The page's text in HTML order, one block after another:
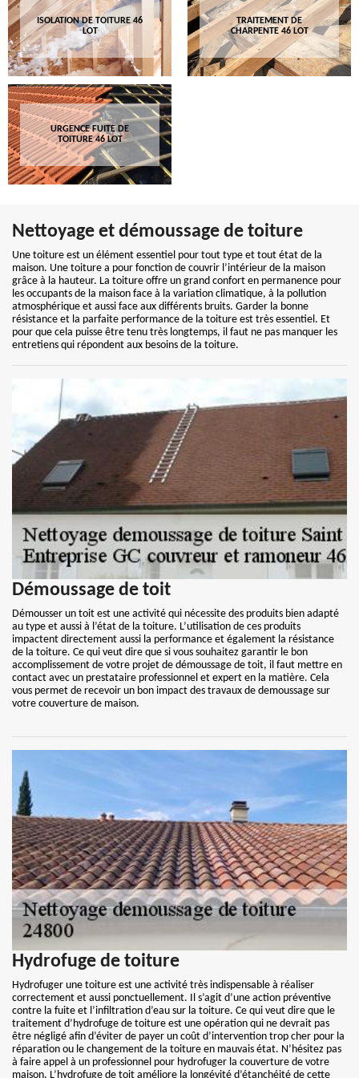
ISOLATION DE TOITURE 46
LOT
TRAITEMENT DE
CHARPENTE 46 LOT
URGENCE FUITE DE
TOITURE 46 LOT
Nettoyage et démoussage de toiture
Une toiture est un élément essentiel pour tout type et tout état de la
maison. Une toiture a pour fonction de couvrir l’intérieur de la maison
grâce à la hauteur. La toiture offre un grand confort en permanence pour
les occupants de la maison face à la variation climatique, à la pollution
atmosphérique et aussi face aux différents bruits. Garder la bonne
résistance et la parfaite performance de la toiture est très essentiel. Et
pour que cela puisse être tenu très longtemps, il faut ne pas manquer les
entretiens qui répondent aux besoins de la toiture.
Démoussage de toit
Démousser un toit est une activité qui nécessite des produits bien adapté
au type et aussi à l’état de la toiture. L’utilisation de ces produits
impactent directement aussi la performance et également la résistance
de la toiture. Ce qui veut dire que si vous souhaitez garantir le bon
accomplissement de votre projet de démoussage de toit, il faut mettre en
contact avec un prestataire professionnel et expert en la matière. Cela
vous permet de recevoir un bon impact des travaux de demoussage sur
votre couverture de maison.
Hydrofuge de toiture
Hydrofuger une toiture est une activité très indispensable à réaliser
correctement et aussi ponctuellement. Il s’agit d’une action préventive
contre la fuite et l’infiltration d’eau sur la toiture. Ce qui veut dire que le
traitement d’hydrofuge de toiture est une opération qui ne devrait pas
être négligé afin d’éviter de payer un coût d’intervention trop cher pour la
réparation ou le changement de la toiture en mauvais état. N’hésitez pas
à faire appel à un professionnel pour hydrofuger la couverture de votre
maison. L’hydrofuge de toit améliore la longévité d’étanchéité de cette